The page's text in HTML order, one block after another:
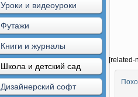
Уроки и видеоуроки
Футажи
Книги и журналы
Школа и детский сад
Дизайнерский софт
[related-